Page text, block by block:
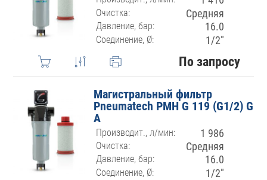
Очистка: Средняя
Давление, бар: 16.0
Соединение, Ø: 1/2″
По запросу
Магистральный фильтр
Pneumatech PMH G 119 (G1/2) G
A
Производит., л/мин: 1 986
Очистка: Средняя
Давление, бар: 16.0
Соединение, Ø: 1/2″